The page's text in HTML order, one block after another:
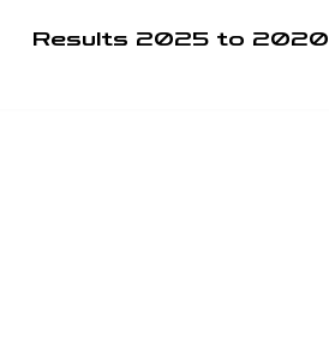
Results 2025 to 2020